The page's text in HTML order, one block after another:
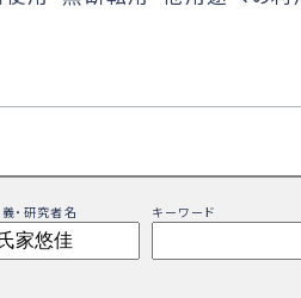
・研究者名 キーワード